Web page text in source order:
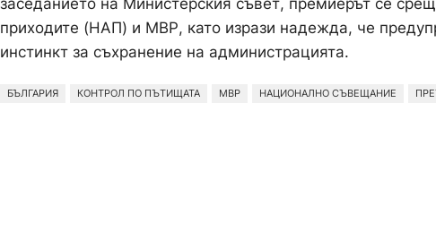
приходите (НАП) и МВР, като изрази надежда, че
инстинкт за съхранение на администрацията.
БЪЛГАРИЯ КОНТРОЛ ПО ПЪТИЩАТА МВР НАЦИОНАЛНО СЪВЕЩАНИЕ